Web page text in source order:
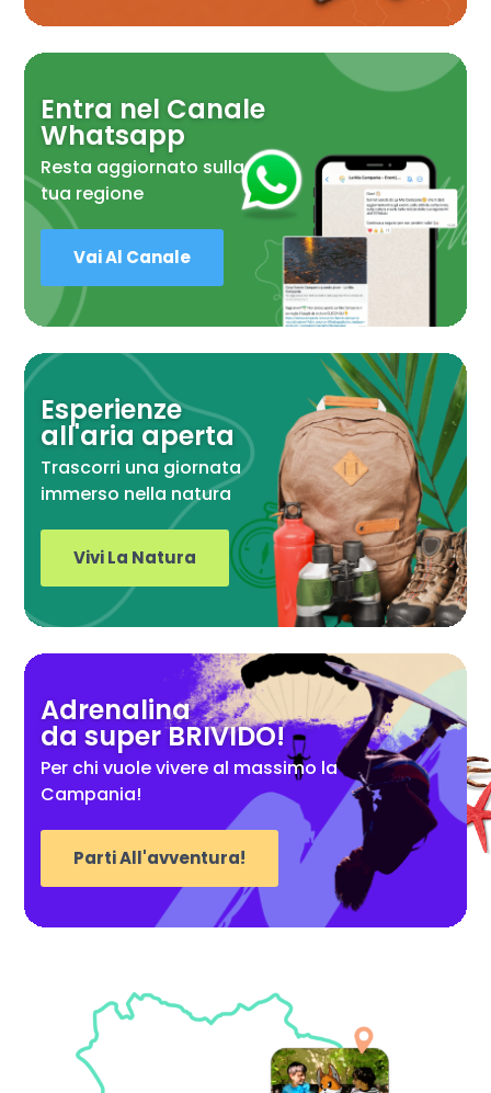
Entra nel Canale
Whatsapp
Resta aggiornato sulla
tua regione
Vai Al Canale
Esperienze
all'aria aperta
Trascorri una giornata
immerso nella natura
Vivi La Natura
Adrenalina
da super BRIVIDO!
Per chi vuole vivere al massimo la
Campania!
Parti All'avventura!